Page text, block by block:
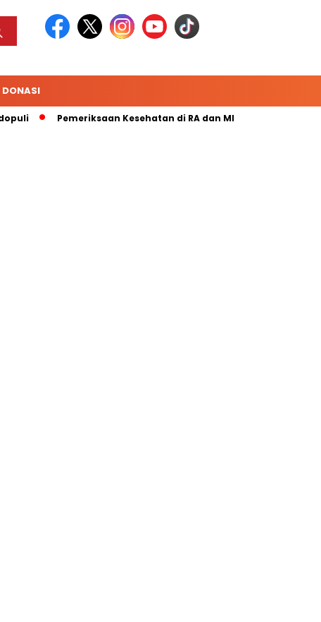
DONASI
Pemeriksaan Kesehatan di RA dan MI Yaa Bunayya Makassar